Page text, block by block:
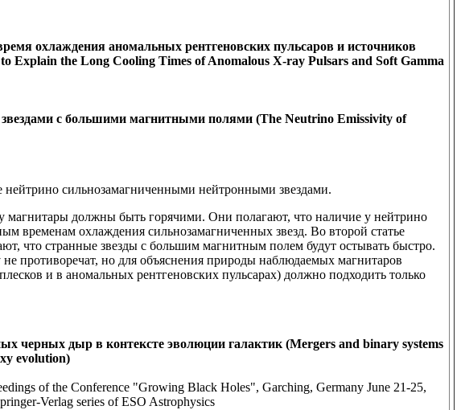
охлаждения аномальных рентгеновских пульсаров и источников
Explain the Long Cooling Times of Anomalous X-ray Pulsars and Soft Gamma
с большими магнитными полями (The Neutrino Emissivity of
нейтрино сильнозамагниченными нейтронными звездами.
магнитары должны быть горячими. Они полагают, что наличие у нейтрино
временам охлаждения сильнозамагниченных звезд. Во второй статье
что странные звезды с большим магнитным полем будут остывать быстро.
противоречат, но для объяснения природы наблюдаемых магнитаров
и в аномальных рентгеновских пульсарах) должно подходить только
черных дыр в контексте эволюции галактик (Mergers and binary systems
evolution)
of the Conference "Growing Black Holes", Garching, Germany June 21-25,
Verlag series of ESO Astrophysics